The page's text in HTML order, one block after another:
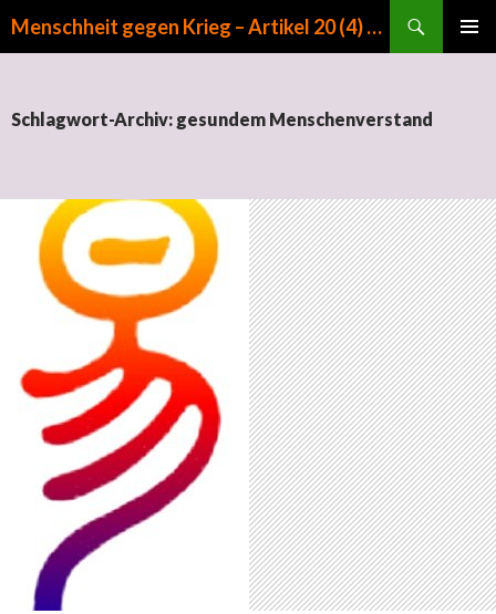
Menschheit gegen Krieg – Artikel 20 (4) GG
Schlagwort-Archiv: gesundem Menschenverstand